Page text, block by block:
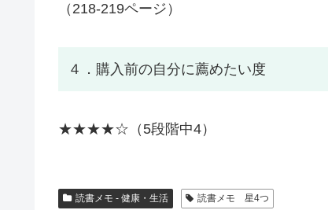
（218-219ページ）
４．購入前の自分に薦めたい度
★★★★☆（5段階中4）
読書メモ - 健康・生活 読書メモ 星4つ